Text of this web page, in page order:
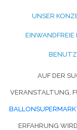
UNSER
INWANDFREIE
AUF DER
VERANSTALTUNG,
ERFAHRUNG